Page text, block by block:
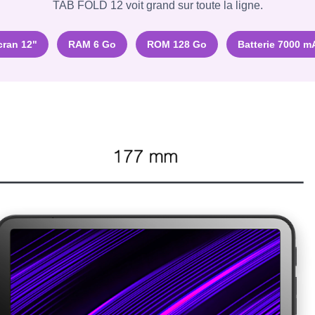
TAB FOLD 12 voit grand sur toute la ligne.
12" RAM 6 Go ROM 128 Go Batterie 7000